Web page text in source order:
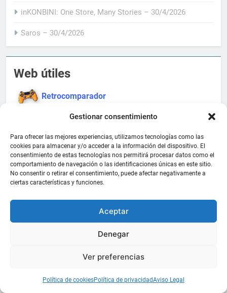
Gestionar consentimiento
Para ofrecer las mejores experiencias, utilizamos tecnologías como las
cookies para almacenar y/o acceder a la información del dispositivo. El
consentimiento de estas tecnologías nos permitirá procesar datos como el
comportamiento de navegación o las identificaciones únicas en este sitio.
No consentir o retirar el consentimiento, puede afectar negativamente a
ciertas características y funciones.
Aceptar
Denegar
Ver preferencias
Política de cookiesPolítica de privacidadAviso Legal
inKONBINI: One Store, Many Stories – 30/4/2026
Saros – 30/4/2026
Web útiles
Retrocomparador
Museo de los videojuegos
Price Charting